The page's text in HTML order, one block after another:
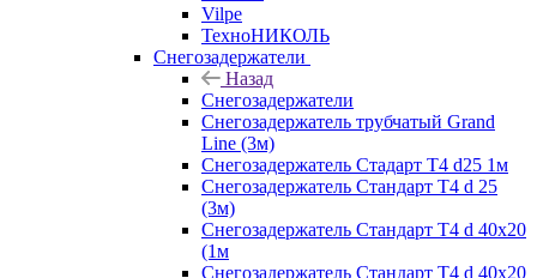
Vilpe
ТехноНИКОЛЬ
Снегозадержатели
Назад
Снегозадержатели
Снегозадержатель трубчатый Grand
Line (3м)
Снегозадержатель Стадарт Т4 d25 1м
Снегозадержатель Стандарт Т4 d 25
(3м)
Снегозадержатель Стандарт Т4 d 40х20
(1м
Снегозадержатель Стандарт Т4 d 40х20